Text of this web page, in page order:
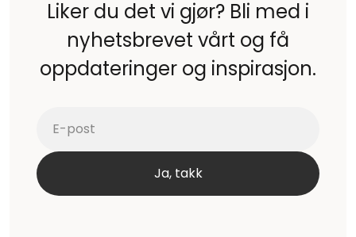
Liker du det vi gjør? Bli med i
nyhetsbrevet vårt og få
oppdateringer og inspirasjon.